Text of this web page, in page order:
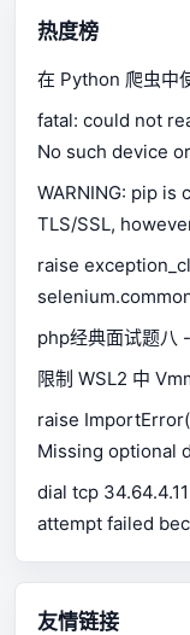
热度榜
在
fatal: could not
No such device
WARNING: pip
TLS/SSL,
available.
raise
php经典面试题八
限制 WSL2 中
raise
Missing optional
for Excel support
dial tcp
attempt failed
connection failed
to respond.
友情链接